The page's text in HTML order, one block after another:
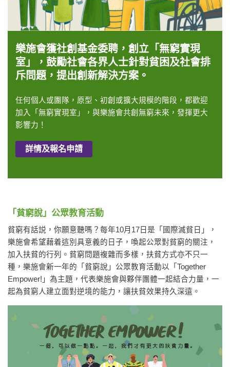
樂施會獲社創基金委聘，創立 「無窮實現
室」
，鼓勵社會各界人士針對貧困及社會排
斥問題，提出創新解決方案。
任何個人或團隊，原型、初創或擴大規模的階段，都歡迎
加入「無窮實現室」，與樂施會共創無窮未來，發揮更大
影響力！
詳情及報名申請
「貧窮說」 公眾教育活動
貧窮有話説，你願意聽嗎？每年10月17日是「國際滅貧日」，
樂施會希望藉着這別具意義的日子，喚起公眾對貧窮的關注，
加入扶貧的行列。貧窮問題複雜而多樣，扶貧方式亦不只一
種，樂施會新一年的「貧窮說」公眾教育活動以「Together
Empower!」為主題，代表樂施會與夥伴團體一起結合力量，一
起為貧窮人建立面對逆境的能力，讓扶貧效果持久深遠。